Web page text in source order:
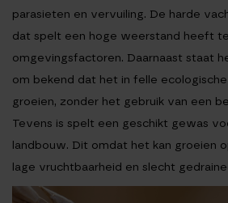
parasieten en vervuiling. De harde
dat spelt een hoge weerstand heeft
omgevingsfactoren. Daarnaast staat
om bekend dat het in felle
groeien, zonder het gebruik van een
Tevens is spelt een geschikt gewas
landbouw. Dit omdat het kan groeien
lage vruchtbaarheid en slecht